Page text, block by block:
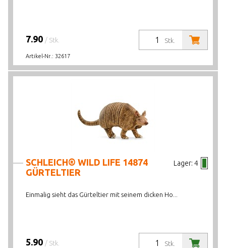
Stk.
7.90 / Stk.
Artikel-Nr.: 32617
Lager: 4
SCHLEICH® WILD LIFE 14874
GÜRTELTIER
Einmalig sieht das Gürteltier mit seinem dicken Ho...
Stk.
5.90 / Stk.